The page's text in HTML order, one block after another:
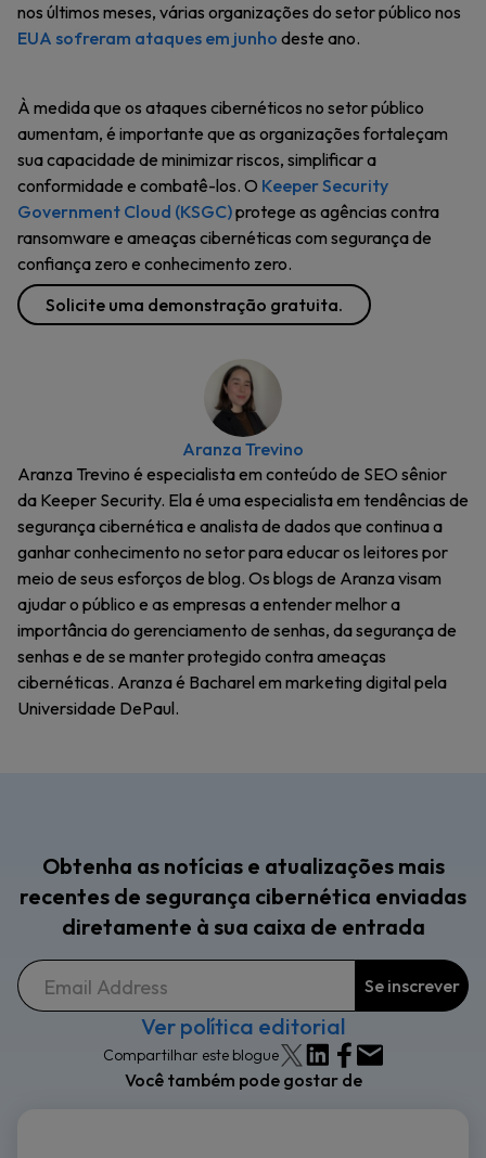
nos últimos meses, várias organizações do setor público nos
EUA sofreram ataques em junho deste ano.
À medida que os ataques cibernéticos no setor público
aumentam, é importante que as organizações fortaleçam
sua capacidade de minimizar riscos, simplificar a
conformidade e combatê-los. O Keeper Security
Government Cloud (KSGC)protege as agências contra
ransomware e ameaças cibernéticas com segurança de
confiança zero e conhecimento zero.
Solicite uma demonstração gratuita.
Aranza Trevino
Aranza Trevino é especialista em conteúdo de SEO sênior
da Keeper Security. Ela é uma especialista em tendências de
segurança cibernética e analista de dados que continua a
ganhar conhecimento no setor para educar os leitores por
meio de seus esforços de blog. Os blogs de Aranza visam
ajudar o público e as empresas a entender melhor a
importância do gerenciamento de senhas, da segurança de
senhas e de se manter protegido contra ameaças
cibernéticas. Aranza é Bacharel em marketing digital pela
Universidade DePaul.
Obtenha as notícias e atualizações mais
recentes de segurança cibernética enviadas
diretamente à sua caixa de entrada
Ver política editorial
Compartilhar este blogue
Você também pode gostar de